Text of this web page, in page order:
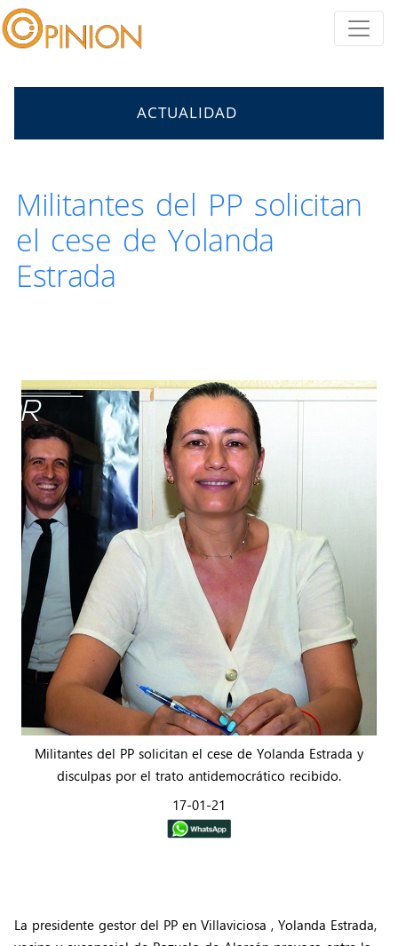
ACTUALIDAD
Militantes del PP solicitan
el cese de Yolanda
Estrada
Militantes del PP solicitan el cese de Yolanda Estrada y
disculpas por el trato antidemocrático recibido.
17-01-21
La presidente gestor del PP en Villaviciosa , Yolanda Estrada,